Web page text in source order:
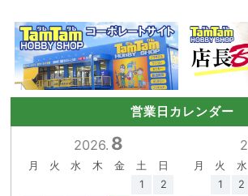
営業日カレンダー
2026. 8
月 火 水 木 金 土
日
1
2
月 火 水
1
2